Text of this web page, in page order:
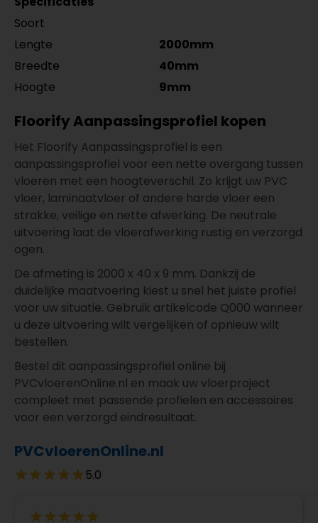
Soort
Lengte
2000mm
Breedte
40mm
Hoogte
9mm
Floorify Aanpassingsprofiel kopen
Het Floorify Aanpassingsprofiel is een
aanpassingsprofiel voor een nette overgang tussen
vloeren met een hoogteverschil. Zo krijgt uw PVC
vloer, laminaatvloer of andere harde vloer een
strakke, veilige en nette afwerking. De neutrale
uitvoering laat de vloerafwerking rustig en verzorgd
ogen.
De afmeting is 2000 x 40 x 9 mm. Dankzij de
duidelijke maatvoering kiest u snel het juiste profiel
voor uw situatie. Gebruik artikelcode Q000 wanneer
u deze uitvoering wilt vergelijken of opnieuw wilt
bestellen.
Bestel dit aanpassingsprofiel online bij
PVCvloerenOnline.nl en maak uw vloerproject
compleet met passende profielen en accessoires
voor een verzorgd eindresultaat.
PVCvloerenOnline.nl
5.0